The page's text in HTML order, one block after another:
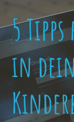
5
in